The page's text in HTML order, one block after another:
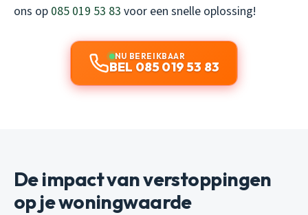
ons op 085 019 53 83 voor een snelle oplossing!
NU BEREIKBAAR
BEL 085 019 53 83
De impact van verstoppingen
op je woningwaarde